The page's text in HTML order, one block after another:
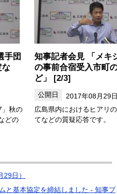
手団
な
」秋の
どの
知事記者会見 「メキ
の事前合宿受入市町
ど」 [2/3]
2017年08月29
広島県内におけるヒアリ
てなどの質疑応答です。
日）
と基本協定を締結しました - 知事ブ